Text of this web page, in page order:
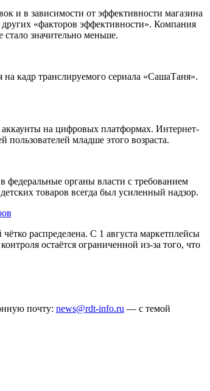
и в зависимости от эффективности магазина
«факторов эффективности». Компания
значительно меньше.
кадр транслируемого сериала «СашаТаня».
аккаунты на цифровых платформах. Интернет-
младше этого возраста.
органы власти с требованием
товаров всегда был усиленный надзор.
распределена. С 1 августа маркетплейсы
остаётся ограниченной из-за того, что
почту: news@rdt-info.ru — с темой